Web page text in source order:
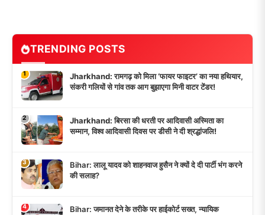
TRENDING POSTS
1
Jharkhand: रामगढ़ को मिला ‘फायर फाइटर’ का नया हथियार,
संकरी गलियों से गांव तक आग बुझाएगा मिनी वाटर टेंडर!
2
Jharkhand: बिरसा की धरती पर आदिवासी अस्मिता का
सम्मान, विश्व आदिवासी दिवस पर डीसी ने दी श्रद्धांजलि!
3
Bihar: लालू यादव को शाहनवाज हुसैन ने क्यों दे दी पार्टी भंग करने
की सलाह?
4
Bihar: जमानत देने के तरीके पर हाईकोर्ट सख्त, न्यायिक